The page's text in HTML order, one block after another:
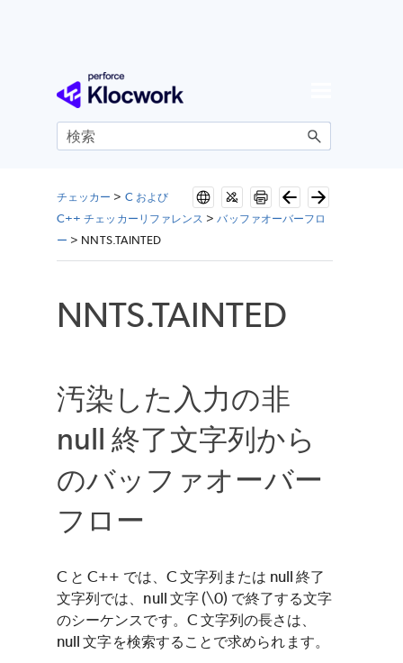
メイン コンテンツにスキップ
チェッカー > C および
C++ チェッカーリファレンス >バッファオーバーフロ
ー > NNTS.TAINTED
NNTS.TAINTED
汚染した入力の非
null 終了文字列から
のバッファオーバー
フロー
C と C++ では、C 文字列または null 終了
文字列では、null 文字 (\0) で終了する文字
のシーケンスです。C 文字列の長さは、
null 文字を検索することで求められます。